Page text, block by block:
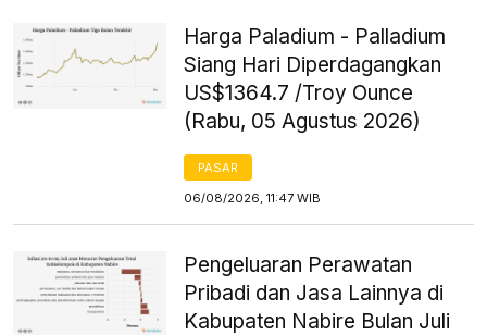
Harga Paladium - Palladium
Siang Hari Diperdagangkan
US$1364.7 /Troy Ounce
(Rabu, 05 Agustus 2026)
PASAR
06/08/2026, 11:47 WIB
Pengeluaran Perawatan
Pribadi dan Jasa Lainnya di
Kabupaten Nabire Bulan Juli